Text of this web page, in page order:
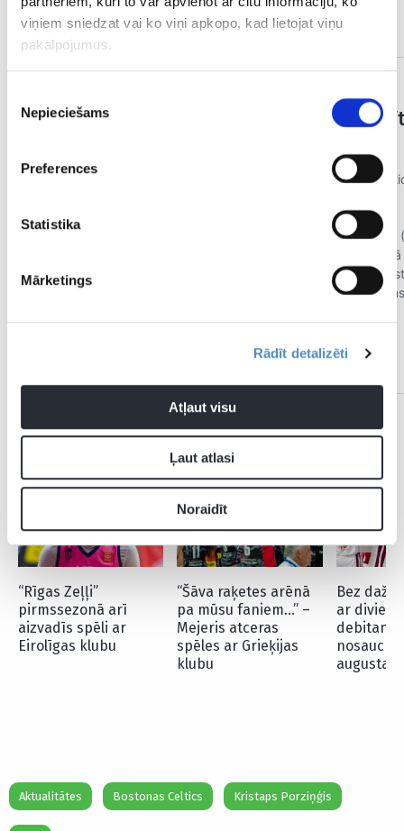
viņiem sniedzat vai ko viņi apkopo, kad lietojat viņu
pakalpojumus.
izvēle
Nepieciešams
Preferences
Statistika
Mārketings
Rādīt detalizēti
Atļaut visu
Ļaut atlasi
Noraidīt
— NBACentral (@TheDunkCentral)May 1, 2025
CITAS ZIŅAS NO ŠĪS KATEGORIJAS
“Rīgas Zeļļi”
pirmssezonā arī
aizvadīs spēli ar
Eirolīgas klubu
“Šāva raķetes arēnā
pa mūsu faniem…” –
Mejeris atceras
spēles ar Grieķijas
klubu
Bez
ar diviem
nosauc
augusta
Aktualitātes Bostonas Celtics Kristaps Porziņģis